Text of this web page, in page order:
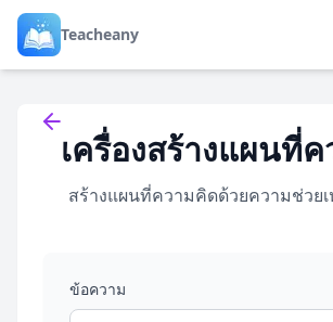
Teacheany
Back to tools
เครื่องสร้างแผนที่
สร้างแผนที่ความคิดด้วยความช่วยเ
ข้อความ